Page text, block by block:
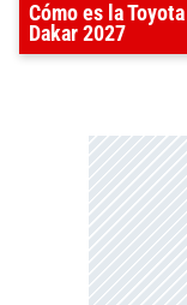
Cómo es la
Dakar 2027